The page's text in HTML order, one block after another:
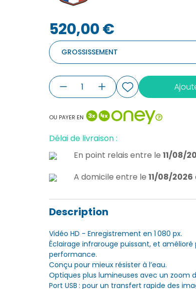
520,00 €
GROSSISSEMENT
OU PAYER EN
Délai de livraison :
En point relais entre le 11/08/
A domicile entre le 11/08/2026
Description
Vidéo HD - Enregistrement en 1 080 px.
Éclairage infrarouge puissant, et
performance.
Conçu pour mieux résister à l’eau.
Optiques plus lumineuses avec un zoom
Port USB : pour un transfert rapide des